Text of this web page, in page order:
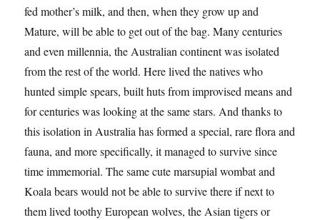
fed mother’s milk, and then, when they grow up and
Mature, will be able to get out of the bag. Many centuries
and even millennia, the Australian continent was isolated
from the rest of the world. Here lived the natives who
hunted simple spears, built huts from improvised means and
for centuries was looking at the same stars. And thanks to
this isolation in Australia has formed a special, rare flora and
fauna, and more specifically, it managed to survive since
time immemorial. The same cute marsupial wombat and
Koala bears would not be able to survive there if next to
them lived toothy European wolves, the Asian tigers or